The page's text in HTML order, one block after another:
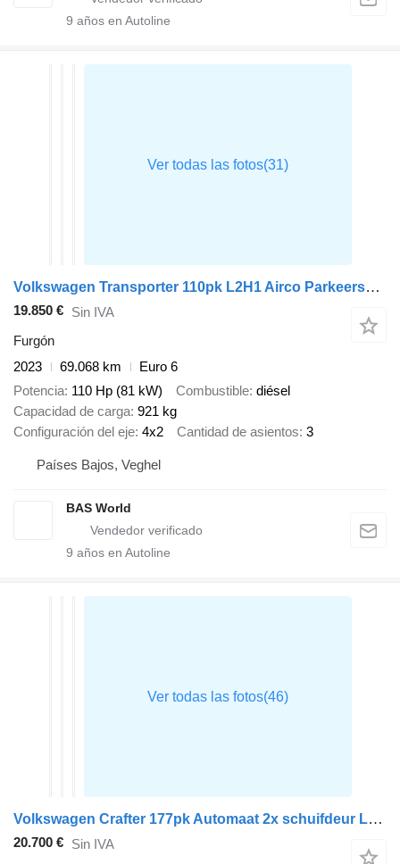
9 años en Autoline
Volkswagen Transporter 110pk L2H1 Airco Parkeersensoren Euro6 L2 Airco
19.850 € Sin IVA
Furgón
2023
69.068 km
Euro 6
Potencia 110 Hp (81 kW) Combustible diésel
Capacidad de carga 921 kg
Configuración del eje 4x2 Cantidad de asientos 3
Países Bajos, Veghel
BAS World
9 años en Autoline
Volkswagen Crafter 177pk Automaat 2x schuifdeur L3H3 ACC Navi Airco Camera
20.700 € Sin IVA